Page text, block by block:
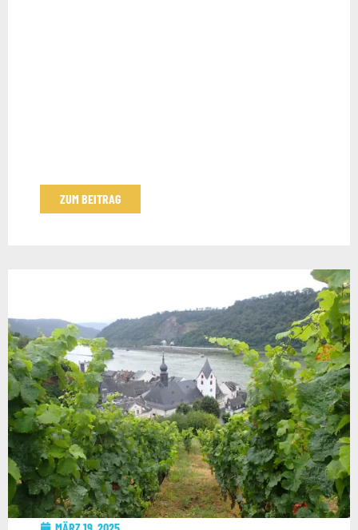
ZUM BEITRAG